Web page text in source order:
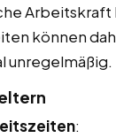
können
unregelmäßig.
: